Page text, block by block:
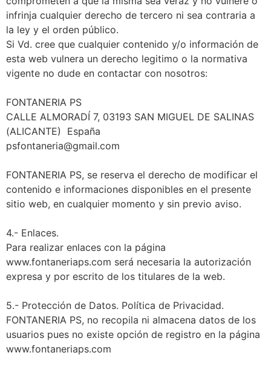
infrinja cualquier derecho de tercero ni sea contraria a
la ley y el orden público.
Si Vd. cree que cualquier contenido y/o información de
esta web vulnera un derecho legitimo o la normativa
vigente no dude en contactar con nosotros:
FONTANERIA PS
CALLE ALMORADÍ 7, 03193 SAN MIGUEL DE SALINAS
(ALICANTE) España
psfontaneria@gmail.com
FONTANERIA PS, se reserva el derecho de modificar el
contenido e informaciones disponibles en el presente
sitio web, en cualquier momento y sin previo aviso.
4.- Enlaces.
Para realizar enlaces con la página
www.fontaneriaps.com será necesaria la autorización
expresa y por escrito de los titulares de la web.
5.- Protección de Datos. Política de Privacidad.
FONTANERIA PS, no recopila ni almacena datos de los
usuarios pues no existe opción de registro en la página
www.fontaneriaps.com